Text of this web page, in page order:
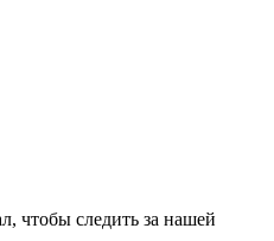
чтобы следить за нашей